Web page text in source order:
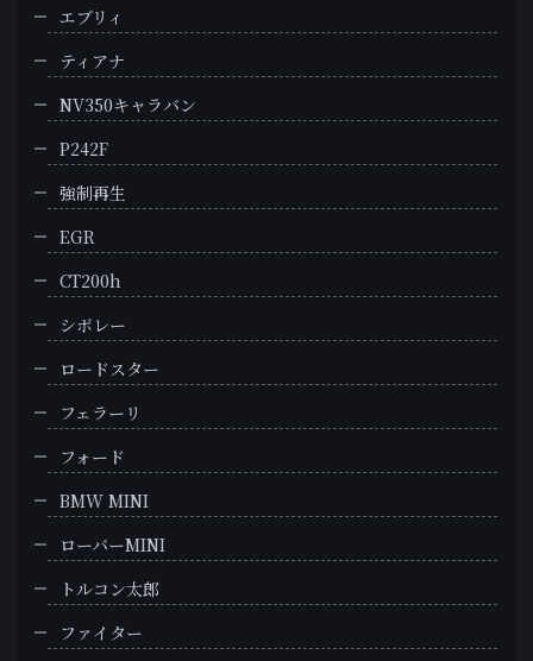
エブリィ
ティアナ
NV350キャラバン
P242F
強制再生
EGR
CT200h
シボレー
ロードスター
フェラーリ
フォード
BMW MINI
ローバーMINI
トルコン太郎
ファイター